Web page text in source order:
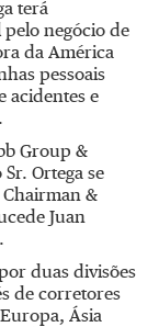
terá
negócio de
da América
pessoais
acidentes e
Group &
Ortega se
&
Juan
duas divisões
de corretores
Ásia